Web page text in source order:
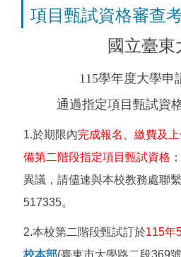
項目甄試資格審查
國立臺東
115學年度大學申
通過指定項目甄試資
1.於期限內完成報名、繳費及
備第二階段指定項目甄試資格
異議，請儘速與本校教務處聯
517335。
2.本校第二階段甄試訂於115年
校本部(臺東市大學路二段369